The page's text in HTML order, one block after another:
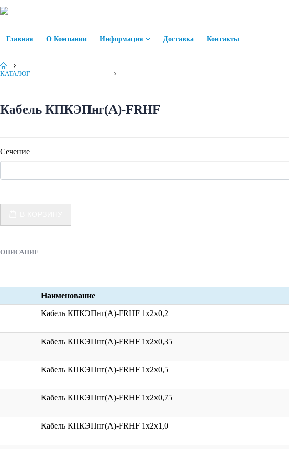
Главная О Компании Информация Доставка Контакты
КАТАЛОГ
Кабель КПКЭПнг(А)-FRHF
Сечение
ОПИСАНИЕ
Наименование
Кабель КПКЭПнг(А)-FRHF 1x2x0,2
Кабель КПКЭПнг(А)-FRHF 1x2x0,35
Кабель КПКЭПнг(А)-FRHF 1x2x0,5
Кабель КПКЭПнг(А)-FRHF 1x2x0,75
Кабель КПКЭПнг(А)-FRHF 1x2x1,0